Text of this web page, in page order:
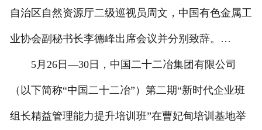
自治区自然资源厅二级巡视员周文，中国有色金属工
业协会副秘书长李德峰出席会议并分别致辞。…
5月26日—30日，中国二十二冶集团有限公司
（以下简称“中国二十二冶”）第二期“新时代企业班
组长精益管理能力提升培训班”在曹妃甸培训基地举